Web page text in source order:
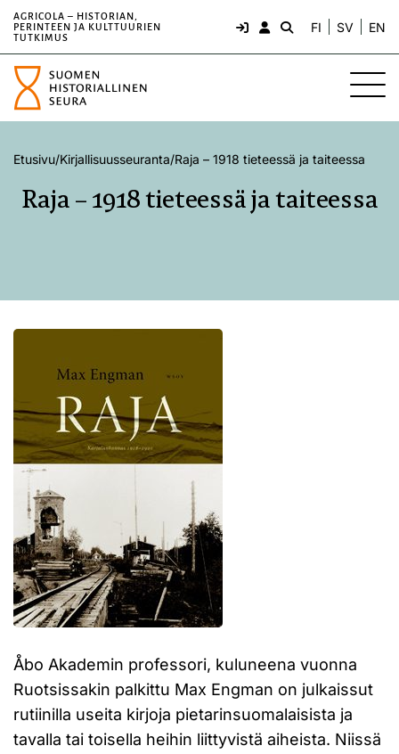
AGRICOLA – HISTORIAN,
PERINTEEN JA KULTTUURIEN
TUTKIMUS
FI SV EN
Etusivu/Kirjallisuusseuranta/Raja – 1918 tieteessä ja taiteessa
Raja – 1918 tieteessä ja taiteessa
Åbo Akademin professori, kuluneena vuonna
Ruotsissakin palkittu Max Engman on julkaissut
rutiinilla useita kirjoja pietarinsuomalaisista ja
tavalla tai toisella heihin liittyvistä aiheista. Niissä